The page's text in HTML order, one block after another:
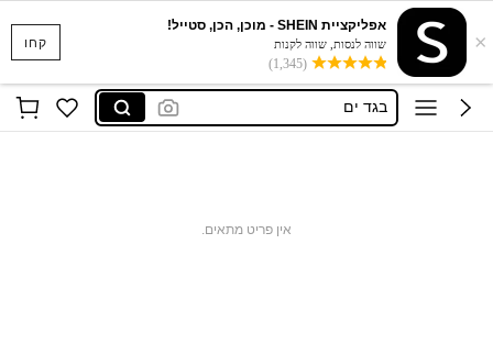
קחו ×
אפליקציית SHEIN - מוכן, הכן, סטייל!
שווה לנסות, שווה לקנות
(1,345)
סקוישים
anewsta שמלות
בגד ים
אין פריט מתאים.